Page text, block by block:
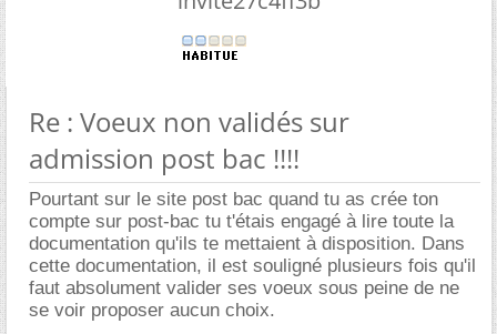
Re : Voeux non validés sur
admission post bac !!!!
Pourtant sur le site post bac quand tu as crée ton
compte sur post-bac tu t'étais engagé à lire toute la
documentation qu'ils te mettaient à disposition. Dans
cette documentation, il est souligné plusieurs fois qu'il
faut absolument valider ses voeux sous peine de ne
se voir proposer aucun choix.